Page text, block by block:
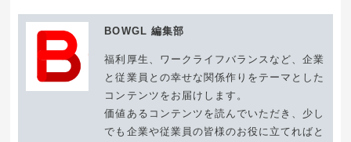
BOWGL 編集部
福利厚生、ワークライフバランスなど、企業
と従業員との幸せな関係作りをテーマとした
コンテンツをお届けします。
価値あるコンテンツを読んでいただき、少し
でも企業や従業員の皆様のお役に立てればと